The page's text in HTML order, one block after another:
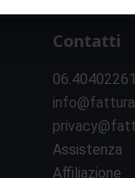
Contatti
06.40402261
Assistenza
Affiliazione